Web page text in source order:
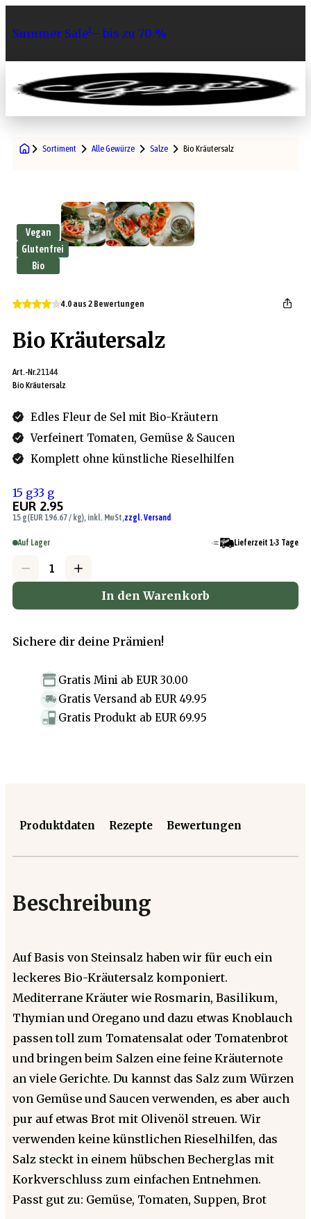
Summer Sale¹– bis zu 70 %
0
Sortiment Alle Gewürze Salze Bio Kräutersalz
Vegan
Glutenfrei
Bio
4.0 aus 2 Bewertungen
Bio Kräutersalz
Art.-Nr.21144
Bio Kräutersalz
Edles Fleur de Sel mit Bio-Kräutern
Verfeinert Tomaten, Gemüse & Saucen
Komplett ohne künstliche Rieselhilfen
15 g33 g
EUR 2.95
15 g(EUR 196.67 / kg), inkl. MwSt,zzgl. Versand
Auf Lager Lieferzeit 1-3 Tage
In den Warenkorb
Sichere dir deine Prämien!
Gratis Mini ab EUR 30.00
Gratis Versand ab EUR 49.95
Gratis Produkt ab EUR 69.95
Produktdaten Rezepte Bewertungen
Beschreibung
Auf Basis von Steinsalz haben wir für euch ein
leckeres Bio-Kräutersalz komponiert.
Mediterrane Kräuter wie Rosmarin, Basilikum,
Thymian und Oregano und dazu etwas Knoblauch
passen toll zum Tomatensalat oder Tomatenbrot
und bringen beim Salzen eine feine Kräuternote
an viele Gerichte. Du kannst das Salz zum Würzen
von Gemüse und Saucen verwenden, es aber auch
pur auf etwas Brot mit Olivenöl streuen. Wir
verwenden keine künstlichen Rieselhilfen, das
Salz steckt in einem hübschen Becherglas mit
Korkverschluss zum einfachen Entnehmen.
Passt gut zu: Gemüse, Tomaten, Suppen, Brot